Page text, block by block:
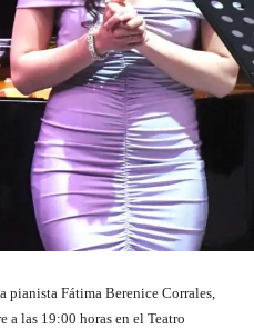
pianista Fátima Berenice Corrales,
a las 19:00 horas en el Teatro